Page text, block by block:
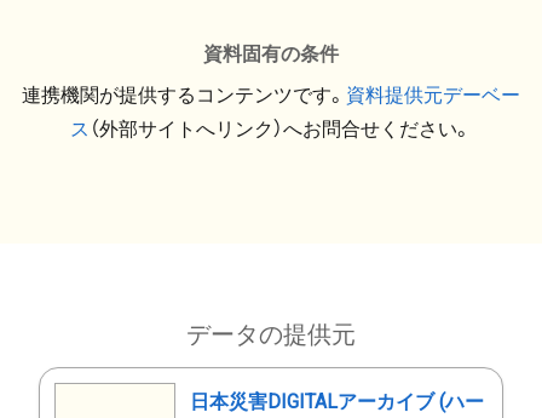
資料固有の条件
連携機関が提供するコンテンツです。 資料提供元デーベー
ス （外部サイトへリンク）へお問合せください。
データの提供元
日本災害DIGITALアーカイブ (ハー